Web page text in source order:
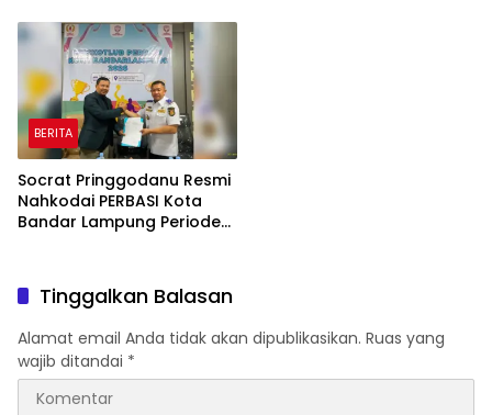
Penyaluran KUR
BERITA
Socrat Pringgodanu Resmi
Nahkodai PERBASI Kota
Bandar Lampung Periode
Tinggalkan Balasan
Alamat email Anda tidak akan dipublikasikan. Ruas yang
wajib ditandai *